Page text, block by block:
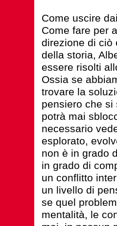
Come uscire
Come fare per
direzione di ciò
della storia,
essere risolti
Ossia se
trovare la
pensiero che
potrà mai
necessario
esplorato,
non è in grado
in grado di
un conflitto
un livello di
se quel
mentalità, le